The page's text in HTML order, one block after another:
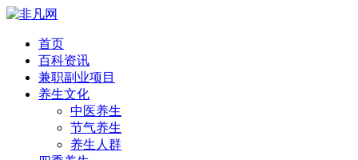
首页
百科资讯
兼职副业项目
养生文化
中医养生
节气养生
养生人群